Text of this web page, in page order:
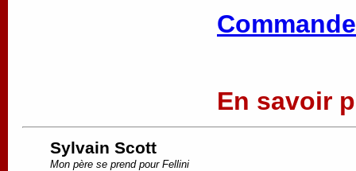
En savoir
Sylvain Scott
Mon père se prend pour Fellini